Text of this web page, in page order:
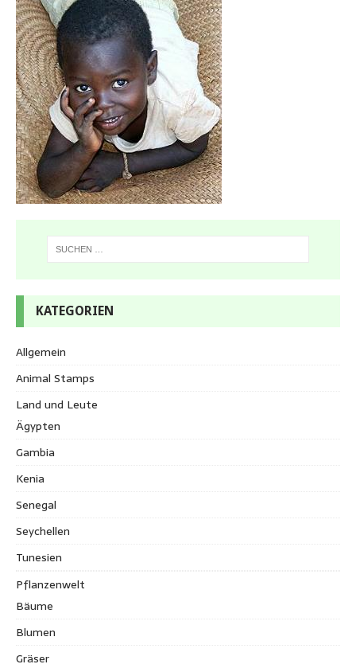
KATEGORIEN
Allgemein
Animal Stamps
Land und Leute
Ägypten
Gambia
Kenia
Senegal
Seychellen
Tunesien
Pflanzenwelt
Bäume
Blumen
Gräser